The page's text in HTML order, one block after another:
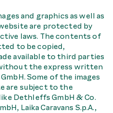
and graphics as well as
are protected by
laws. The contents of
to be copied,
available to third parties
the express written
Some of the images
are subject to the
Dethleffs GmbH & Co.
Laika Caravans S.p.A.,